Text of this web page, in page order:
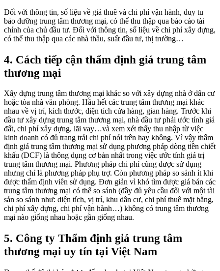
Đối với thông tin, số liệu về giá thuê và chi phí vận hành, duy tu
bảo dưỡng trung tâm thương mại, có thể thu thập qua báo cáo tài
chính của chủ đầu tư. Đối với thông tin, số liệu về chi phí xây dựng,
có thể thu thập qua các nhà thầu, suất đầu tư, thị trường…
4. Cách tiếp cận thẩm định giá trung tâm
thương mại
Xây dựng trung tâm thương mại khác so với xây dựng nhà ở dân cư
hoặc tòa nhà văn phòng. Hầu hết các trung tâm thương mại khác
nhau về vị trí, kích thước, diện tích cửa hàng, gian hàng. Trước khi
đầu tư xây dựng trung tâm thương mại, nhà đầu tư phải ước tính giá
đất, chi phí xây dựng, lãi vay…và xem xét thấy thu nhập từ việc
kinh doanh có đủ trang trải chi phí nói trên hay không. Vì vậy thẩm
định giá trung tâm thương mại sử dụng phương pháp dòng tiền chiết
khấu (DCF) là thông dụng cơ bản nhất trong việc ước tính giá trị
trung tâm thương mại. Phương pháp chi phí cũng được sử dụng
nhưng chỉ là phương pháp phụ trợ. Còn phương pháp so sánh ít khi
được thẩm định viên sử dụng. Đơn giản vì khó tìm được giá bán các
trung tâm thương mại có thể so sánh (đầy đủ yêu cầu đối với một tài
sản so sánh như: diện tích, vị trí, khu dân cư, chi phí thuê mặt bằng,
chi phí xây dựng, chi phí vận hành…) không có trung tâm thương
mại nào giống nhau hoặc gần giống nhau.
5. Công ty Thẩm định giá trung tâm
thương mại uy tín tại Việt Nam